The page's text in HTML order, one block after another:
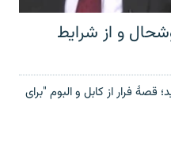
و از شرایط
قصۀ فرار از کابل و البوم "برای